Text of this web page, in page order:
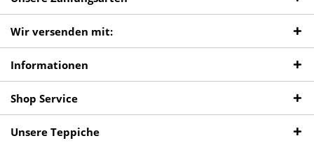
Wir versenden mit:
Informationen
Shop Service
Unsere Teppiche